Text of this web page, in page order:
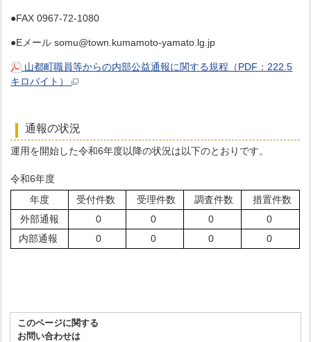
●FAX 0967-72-1080
●Eメール somu@town.kumamoto-yamato.lg.jp
山都町職員等からの内部公益通報に関する規程（PDF：222.5
キロバイト）
通報の状況
運用を開始した令和6年度以降の状況は以下のとおりです。
令和6年度
年度
受付件数 受理件数 調査件数
措置件数
外部通報
0 0 0
0
内部通報
0 0 0 0
このページに関する
お問い合わせは